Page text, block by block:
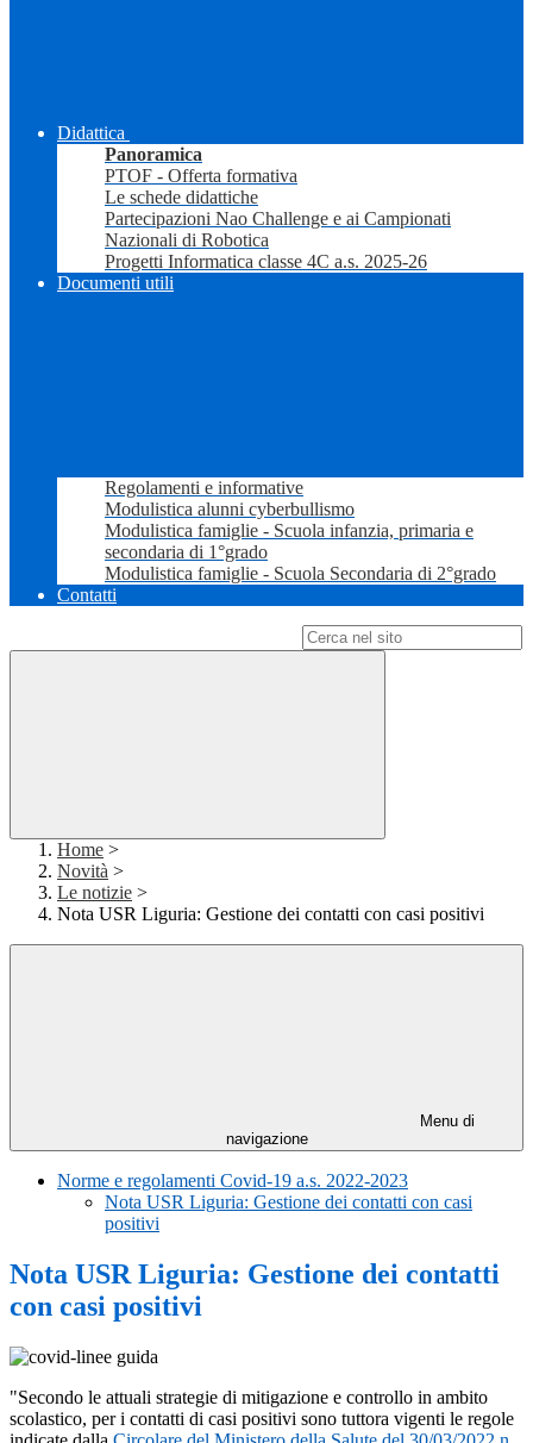
Didattica
Panoramica
PTOF - Offerta formativa
Le schede didattiche
Partecipazioni Nao Challenge e ai Campionati
Nazionali di Robotica
Progetti Informatica classe 4C a.s. 2025-26
Documenti utili
Regolamenti e informative
Modulistica alunni cyberbullismo
Modulistica famiglie - Scuola infanzia, primaria e
secondaria di 1°grado
Modulistica famiglie - Scuola Secondaria di 2°grado
Contatti
Home >
Novità >
Le notizie >
Nota USR Liguria: Gestione dei contatti con casi positivi
Menu di
navigazione
Norme e regolamenti Covid-19 a.s. 2022-2023
Nota USR Liguria: Gestione dei contatti con casi
positivi
Nota USR Liguria: Gestione dei contatti
con casi positivi
"Secondo le attuali strategie di mitigazione e controllo in ambito
scolastico, per i contatti di casi positivi sono tuttora vigenti le regole